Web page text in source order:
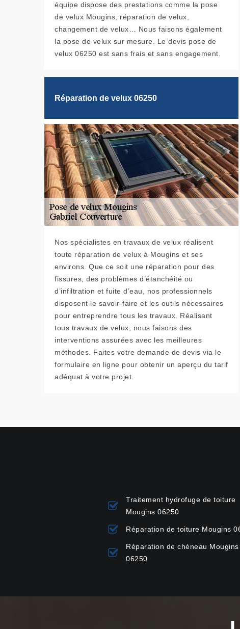
équipe dispose des prestations comme la pose
de velux Mougins, réparation de velux,
changement de velux… Nous faisons également
la pose de velux sur mesure. Le devis pose de
velux 06250 est sans frais et sans engagement.
Réparation de velux 06250
Nos spécialistes en travaux de velux réalisent
toute réparation de velux à Mougins et ses
environs. Que ce soit une réparation pour des
fissures, des problèmes d’étanchéité ou
d’infiltration et fuite d’eau, nos professionnels
disposent le savoir-faire et les outils nécessaires
pour entreprendre tous les travaux. Réalisant
tous travaux de velux, nous faisons des
interventions assurées avec les meilleures
méthodes. Faites votre demande de devis via le
formulaire en ligne pour obtenir un aperçu du tarif
adéquat à votre projet.
Traitement hydrofuge de toiture
Mougins 06250
Réparation de toiture Mougins
Réparation de chéneau Mougins
06250